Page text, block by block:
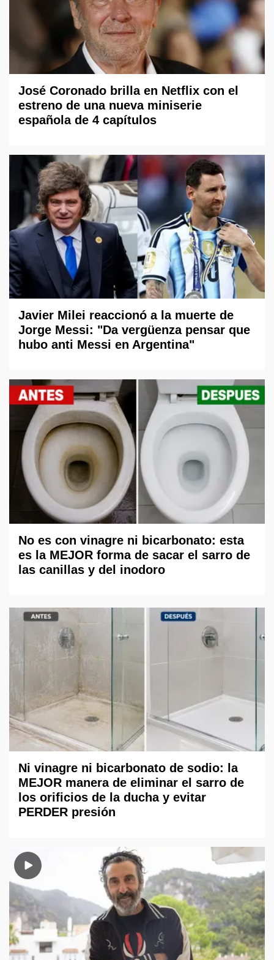
José Coronado brilla en Netflix con el
estreno de una nueva miniserie
española de 4 capítulos
Javier Milei reaccionó a la muerte de
Jorge Messi: "Da vergüenza pensar que
hubo anti Messi en Argentina"
No es con vinagre ni bicarbonato: esta
es la MEJOR forma de sacar el sarro de
las canillas y del inodoro
Ni vinagre ni bicarbonato de sodio: la
MEJOR manera de eliminar el sarro de
los orificios de la ducha y evitar
PERDER presión